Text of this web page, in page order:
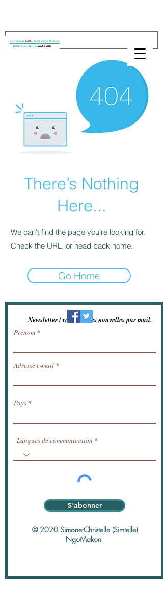
There’s Nothing
Here...
We can’t find the page you’re looking for.
Check the URL, or head back home.
Go Home
Newsletter / recevoir les nouvelles par mail.
Prénom
Adresse e-mail
Pays
Langues de communication
S'abonner
© 2020 Simone-Christelle (Simtelle)
NgoMakon